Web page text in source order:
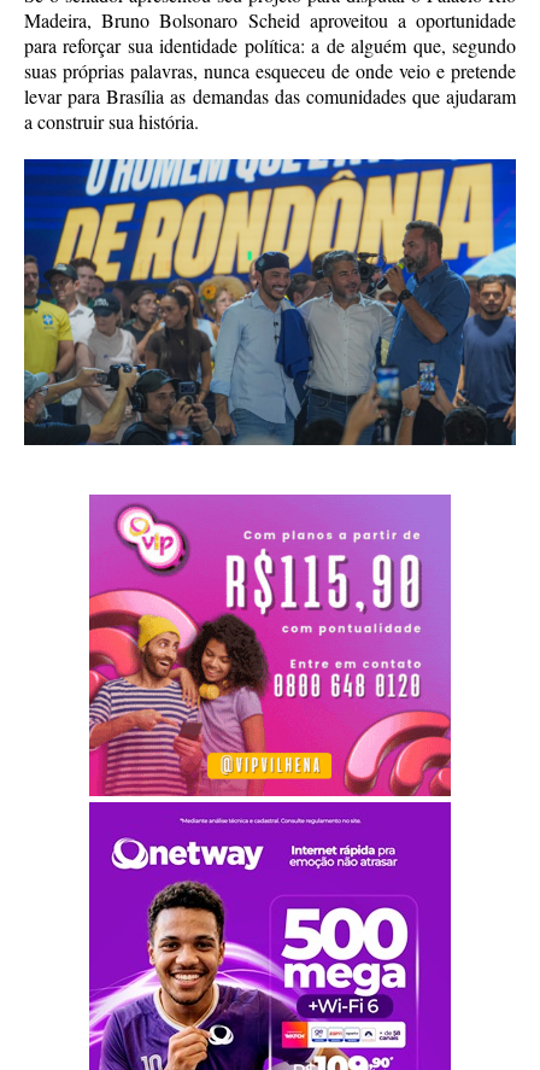
Madeira, Bruno Bolsonaro Scheid aproveitou a oportunidade
para reforçar sua identidade política: a de alguém que, segundo
suas próprias palavras, nunca esqueceu de onde veio e pretende
levar para Brasília as demandas das comunidades que ajudaram
a construir sua história.